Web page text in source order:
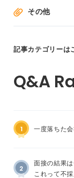
その他
記事カテゴリーは
1 一度落ちた
2
面接の結果
これって不